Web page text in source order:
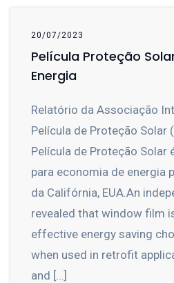
20/07/2023
Película Proteção
Energia
Relatório da Associação
Película de Proteção Solar
Película de Proteção Solar
para economia de energia
da Califórnia, EUA.An
revealed that window film
effective energy saving
when used in retrofit
and […]